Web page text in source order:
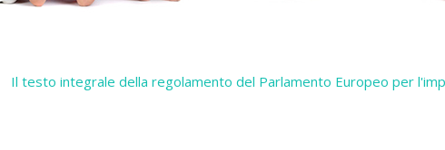
Il testo integrale della regolamento del Parlamento Europeo per